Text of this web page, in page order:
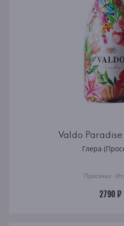
Valdo Paradise
Глера
Просекко ·
2790 ₽